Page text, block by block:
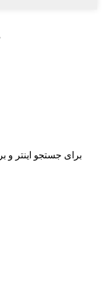
برای جستجو اینتر و